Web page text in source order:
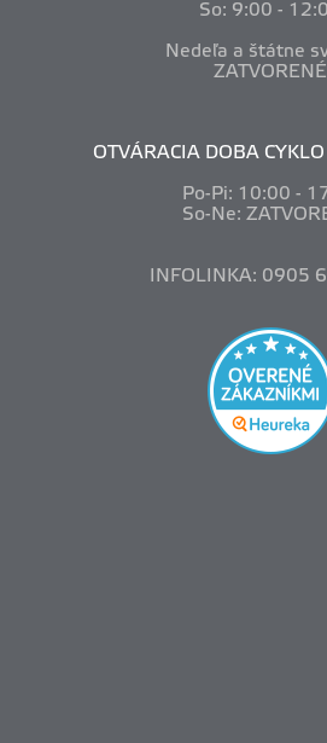
So: 9:00 -
Nedeľa a štátne
ZATVORENÉ
OTVÁRACIA DOBA
Po-Pi: 10:00 -
So-Ne:
INFOLINKA: 0905